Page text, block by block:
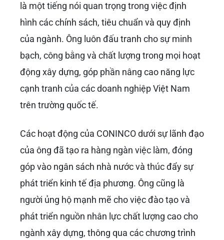
là một tiếng nói quan trọng trong việc định
hình các chính sách, tiêu chuẩn và quy định
của ngành. Ông luôn đấu tranh cho sự minh
bạch, công bằng và chất lượng trong mọi hoạt
động xây dựng, góp phần nâng cao năng lực
cạnh tranh của các doanh nghiệp Việt Nam
trên trường quốc tế.
Các hoạt động của CONINCO dưới sự lãnh đạo
của ông đã tạo ra hàng ngàn việc làm, đóng
góp vào ngân sách nhà nước và thúc đẩy sự
phát triển kinh tế địa phương. Ông cũng là
người ủng hộ mạnh mẽ cho việc đào tạo và
phát triển nguồn nhân lực chất lượng cao cho
ngành xây dựng, thông qua các chương trình